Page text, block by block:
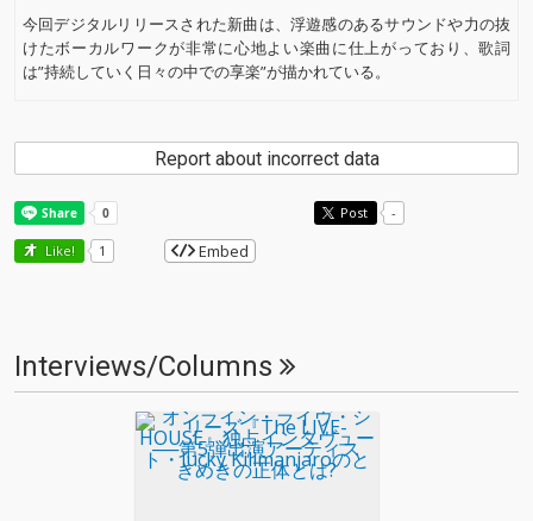
今回デジタルリリースされた新曲は、浮遊感のあるサウンドや力の抜
けたボーカルワークが非常に心地よい楽曲に仕上がっており、歌詞
は”持続していく日々の中での享楽”が描かれている。
Report about incorrect data
Post -
Like! 1 Embed
Interviews/Columns